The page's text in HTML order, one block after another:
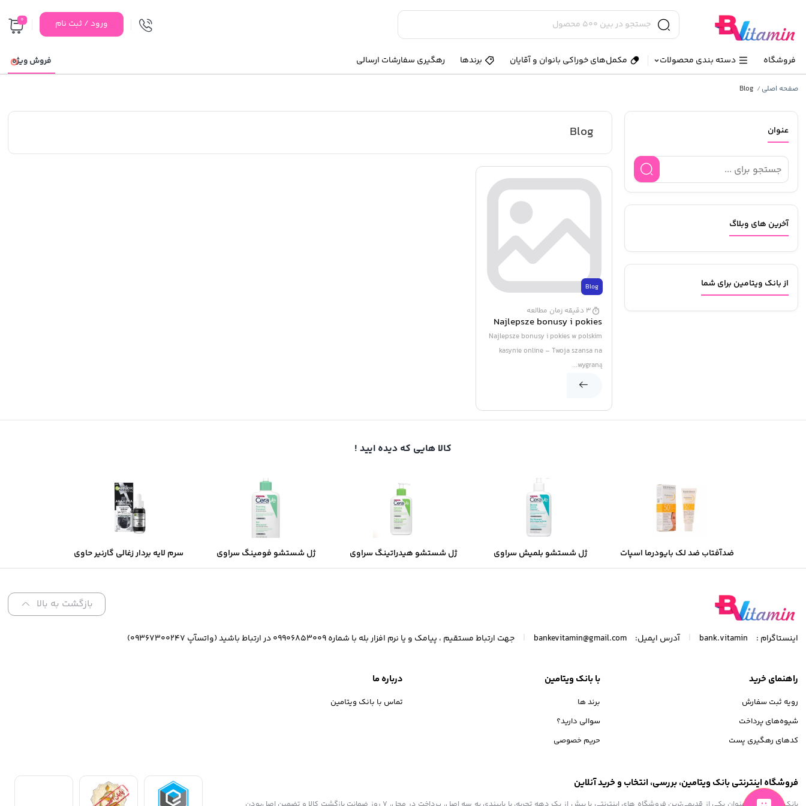
ورود / ثبت نام 0
فروشگاه دسته بندی محصولات مکمل‌های خوراکی بانوان و آقایان برندها رهگیری سفارشات ارسالی فروش ویژه
صفحه اصلی /
Blog
عنوان
آخرین های وبلاگ
از بانک ویتامین برای شما
Blog
Blog
3 دقیقه زمان مطالعه
Najlepsze bonusy i pokies
w polskim kasynie online –
Twoja szansa na wygraną
Najlepsze bonusy i pokies w polskim
kasynie online – Twoja szansa na
wygraną...
کالا هایی که دیده ایید !
ضدآفتاب ضد لک بایودرما اسپات
ایج SPF50 میل 40
ژل شستشو بلمیش سراوی
مخصوص پوست چرب و جوش دار
ژل شستشو هیدراتینگ سراوی
مخصوص پوست نرمال و خشک
ژل شستشو فومینگ سراوی
مخصوص پوست های نرمال تا
سرم لایه بردار زغالی گارنیر حاوی
AHA و BHA
بازگشت به بالا
اینستاگرام : bank.vitamin آدرس ایمیل: bankevitamin@gmail.com جهت ارتباط مستقیم ، پیامک و یا نرم افزار بله با شماره 09906853009 در ارتباط باشید (واتسآپ 09367300247)
راهنمای خرید
رویه ثبت سفارش
شیوه‌های پرداخت
کدهای رهگیری پست
با بانک ویتامین
برند ها
سوالی دارید؟
حریم خصوصی
درباره ما
تماس با بانک ویتامین
فروشگاه اینترنتی بانک ویتامین، بررسی، انتخاب و خرید آنلاین